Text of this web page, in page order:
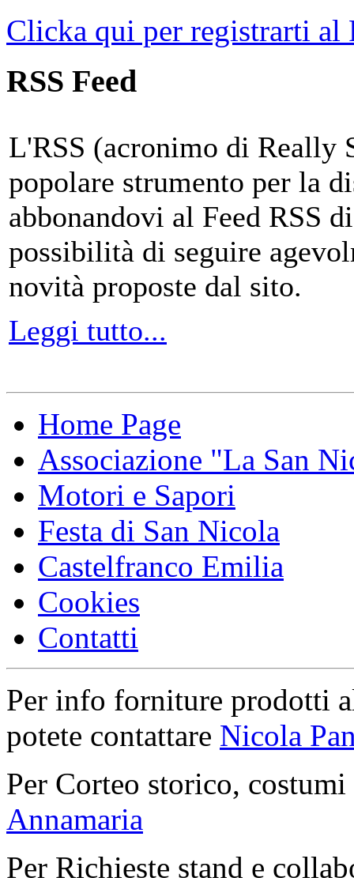
Clicka qui per registrarti al
RSS Feed
L'RSS (acronimo di Really
popolare strumento per la
abbonandovi al Feed RSS
possibilità di seguire
novità proposte dal sito.
Leggi tutto...
Home Page
Associazione "La San
Motori e Sapori
Festa di San Nicola
Castelfranco Emilia
Cookies
Contatti
Per info forniture prodotti
potete contattare Nicola
Per Corteo storico,
Annamaria
Per Richieste stand e